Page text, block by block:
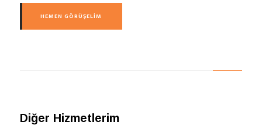
HEMEN GÖRÜŞELIM
Diğer Hizmetlerim